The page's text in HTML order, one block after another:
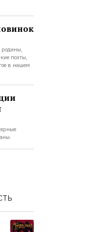
родины,
поэты,
в нашем